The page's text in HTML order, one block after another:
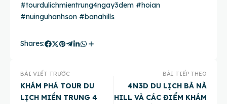
#tourdulichmientrung4ngay3dem #hoian
#nuinguhanhson #banahills
Shares:
BÀI VIẾT TRƯỚC
KHÁM PHÁ TOUR DU
LỊCH MIỀN TRUNG 4
BÀI TIẾP THEO
4N3D DU LỊCH BÀ NÀ
HILL VÀ CÁC ĐIỂM KHÁM